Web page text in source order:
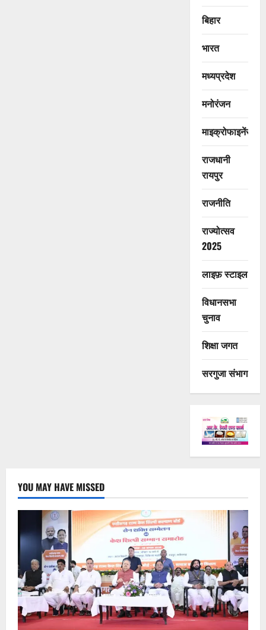
बिहार
भारत
मध्यप्रदेश
मनोरंजन
माइक्रोफाइनेंस
राजधानी
रायपुर
राजनीति
राज्योत्सव
2025
लाइफ़ स्टाइल
विधानसभा
चुनाव
शिक्षा जगत
सरगुजा संभाग
YOU MAY HAVE MISSED